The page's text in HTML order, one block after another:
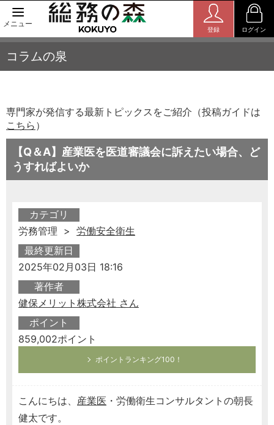
メニュー
登録 ログイン
コラムの泉
専門家が発信する最新トピックスをご紹介（投稿ガイドは
こちら ）
【Q＆A】産業医を医道審議会に訴えたい場合、ど
うすればよいか
カテゴリ
労務管理 > 労働安全衛生
最終更新日
2025年02月03日 18:16
著作者
健保メリット株式会社 さん
ポイント
859,002ポイント
ポイントランキング100！
こんにちは、 産業医 ・労働衛生コンサルタントの朝長
健太です。